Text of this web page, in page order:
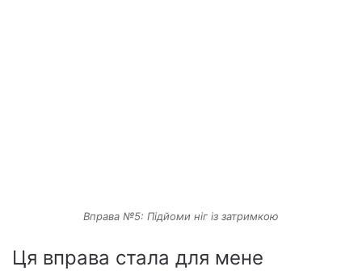
Вправа №5: Підйоми ніг із затримкою
Ця вправа стала для мене